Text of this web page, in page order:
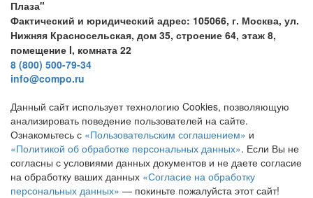
Плаза"
Фактический и юридический адрес: 105066, г. Москва, ул.
Нижняя Красносельская, дом 35, строение 64, этаж 8,
помещение I, комната 22
8 (800) 500-79-34
info@compo.ru
Данный сайт использует технологию Cookies, позволяющую
анализировать поведение пользователей на сайте.
Ознакомьтесь с «Пользовательским соглашением» и
«Политикой об обработке персональных данных». Если Вы не
согласны с условиями данных документов и не даете согласие
на обработку ваших данных «Согласие на обработку
персональных данных» — покиньте пожалуйста этот сайт!